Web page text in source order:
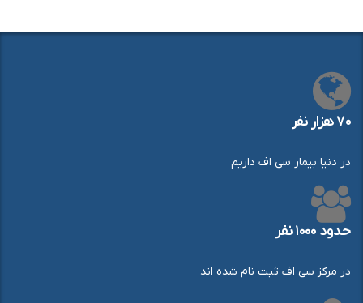
۷۰ هزار نفر
در دنیا بیمار سی اف داریم
حدود ۱۰۰۰ نفر
در مرکز سی اف ثبت نام شده اند